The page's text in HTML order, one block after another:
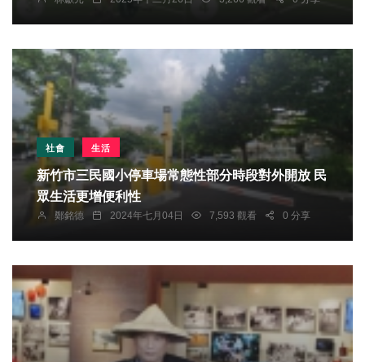
社會 生活
新竹市三民國小停車場常態性部分時段對外開放 民
眾生活更增便利性
鄭銘德 2024年七月04日 7,593 觀看 0 分享